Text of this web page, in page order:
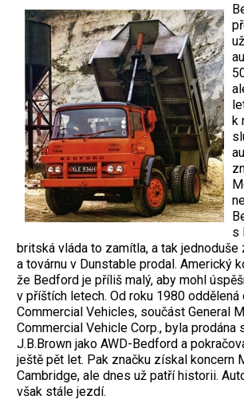
k
s
britská vláda to zamítla, a tak jednoduše
a továrnu v Dunstable prodal. Americký
že Bedford je příliš malý, aby mohl
v příštích letech. Od roku 1980
Commercial Vehicles, součást General
Commercial Vehicle Corp., byla prodána
J.B.Brown jako AWD-Bedford a
ještě pět let. Pak značku získal koncern
Cambridge, ale dnes už patří historii.
však stále jezdí.